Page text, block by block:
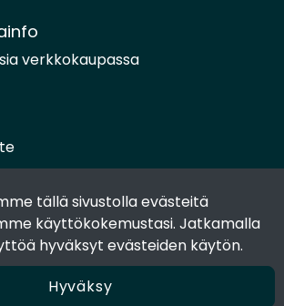
tällä sivustolla evästeitä
käyttökokemustasi. Jatkamalla
hyväksyt evästeiden käytön.
Hyväksy
verkkokaupassa
mediassa